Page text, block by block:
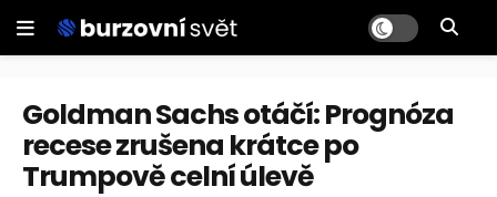
Goldman Sachs otáčí: Prognóza
recese zrušena krátce po
Trumpově celní úlevě